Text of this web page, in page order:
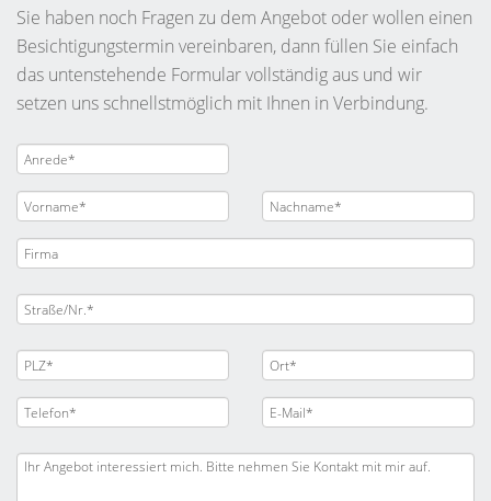
Sie haben noch Fragen zu dem Angebot oder wollen einen
Besichtigungstermin vereinbaren, dann füllen Sie einfach
das untenstehende Formular vollständig aus und wir
setzen uns schnellstmöglich mit Ihnen in Verbindung.